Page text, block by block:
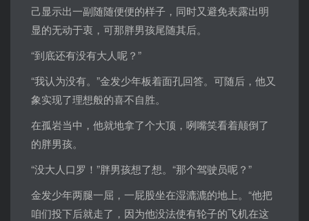
己显示出一副随随便便的样子，同时又避免表露出明
显的无动于衷，可那胖男孩尾随其后。
“到底还有没有大人呢？”
“我认为没有。”金发少年板着面孔回答。可随后，他又
象实现了理想般的喜不自胜。
在孤岩当中，他就地拿了个大顶，咧嘴笑看着颠倒了
的胖男孩。
“没大人口罗！”胖男孩想了想。“那个驾驶员呢？”
金发少年两腿一屈，一屁股坐在湿漉漉的地上。“他把
咱们投下后就走了，因为他没法使有轮子的飞机在这